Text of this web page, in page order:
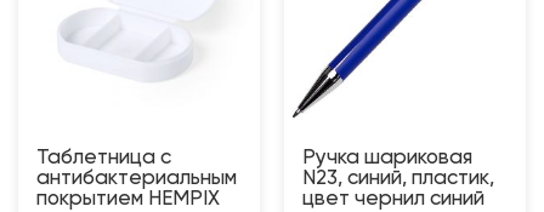
Таблетница с
антибактериальным
покрытием HEMPIX
Ручка шариковая
N23, синий, пластик,
цвет чернил синий